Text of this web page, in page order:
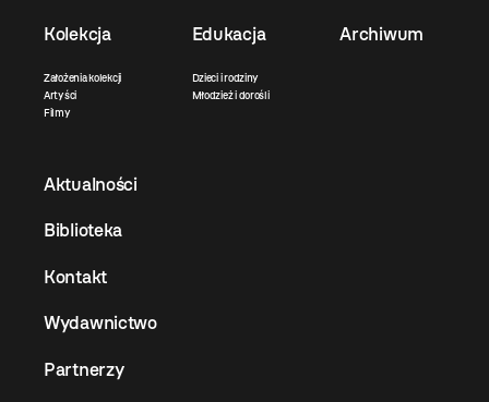
Kolekcja
Założenia kolekcji
Artyści
Filmy
Edukacja
Dzieci i rodziny
Młodzież i dorośli
Archiwum
Aktualności
Biblioteka
Kontakt
Wydawnictwo
Partnerzy